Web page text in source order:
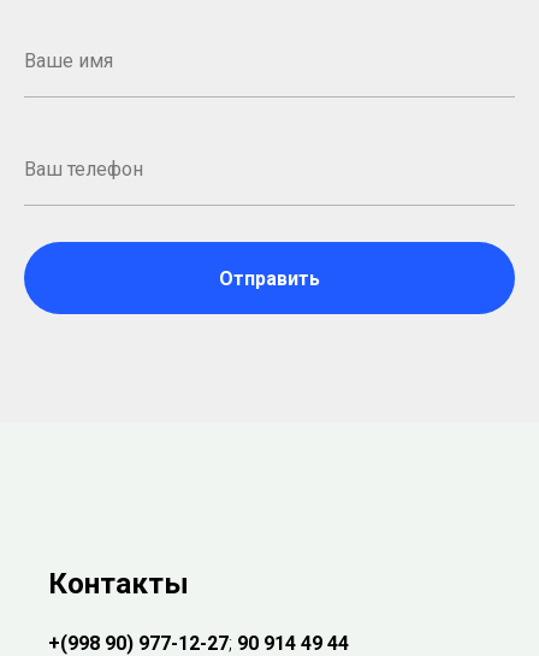
Отправить
Контакты
+(998 90) 977-12-27; 90 914 49 44